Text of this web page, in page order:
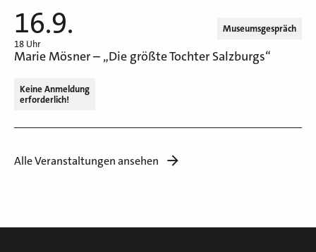
16.9.
18 Uhr
Museumsgespräch
Marie Mösner – „Die größte Tochter Salzburgs“
Keine Anmeldung
erforderlich!
Alle Veranstaltungen ansehen